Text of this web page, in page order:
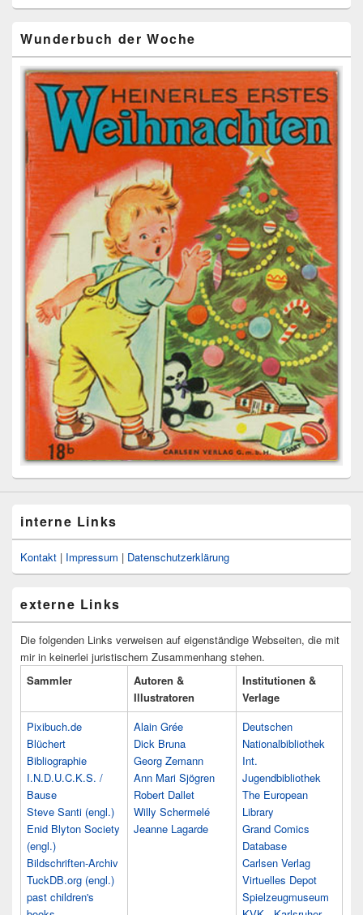
Wunderbuch der Woche
interne Links
Kontakt | Impressum | Datenschutzerklärung
externe Links
Die folgenden Links verweisen auf eigenständige Webseiten, die mit
mir in keinerlei juristischem Zusammenhang stehen.
Sammler
Autoren &
Illustratoren
Institutionen &
Verlage
Pixibuch.de
Blüchert
Bibliographie
I.N.D.U.C.K.S. /
Bause
Steve Santi (engl.)
Enid Blyton Society
(engl.)
Bildschriften-Archiv
TuckDB.org (engl.)
past children's
Alain Grée
Dick Bruna
Georg Zemann
Ann Mari Sjögren
Robert Dallet
Willy Schermelé
Jeanne Lagarde
Deutschen
Nationalbibliothek
Int.
Jugendbibliothek
The European
Library
Grand Comics
Database
Carlsen Verlag
Virtuelles Depot
Spielzeugmuseum